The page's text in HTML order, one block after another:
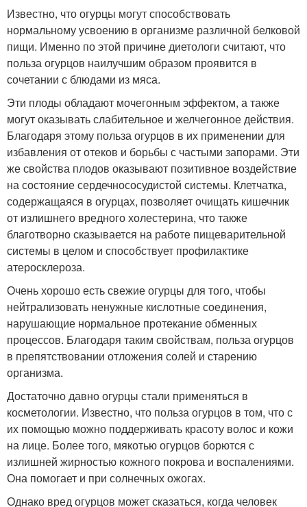
Известно, что огурцы могут способствовать
нормальному усвоению в организме различной белковой
пищи. Именно по этой причине диетологи считают, что
польза огурцов наилучшим образом проявится в
сочетании с блюдами из мяса.
Эти плоды обладают мочегонным эффектом, а также
могут оказывать слабительное и желчегонное действия.
Благодаря этому польза огурцов в их применении для
избавления от отеков и борьбы с частыми запорами. Эти
же свойства плодов оказывают позитивное воздействие
на состояние сердечнососудистой системы. Клетчатка,
содержащаяся в огурцах, позволяет очищать кишечник
от излишнего вредного холестерина, что также
благотворно сказывается на работе пищеварительной
системы в целом и способствует профилактике
атеросклероза.
Очень хорошо есть свежие огурцы для того, чтобы
нейтрализовать ненужные кислотные соединения,
нарушающие нормальное протекание обменных
процессов. Благодаря таким свойствам, польза огурцов
в препятствовании отложения солей и старению
организма.
Достаточно давно огурцы стали применяться в
косметологии. Известно, что польза огурцов в том, что с
их помощью можно поддерживать красоту волос и кожи
на лице. Более того, мякотью огурцов борются с
излишней жирностью кожного покрова и воспалениями.
Она помогает и при солнечных ожогах.
Однако вред огурцов может сказаться, когда человек